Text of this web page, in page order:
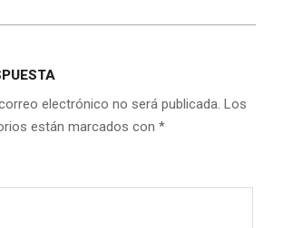
electrónico no será publicada. Los
están marcados con *